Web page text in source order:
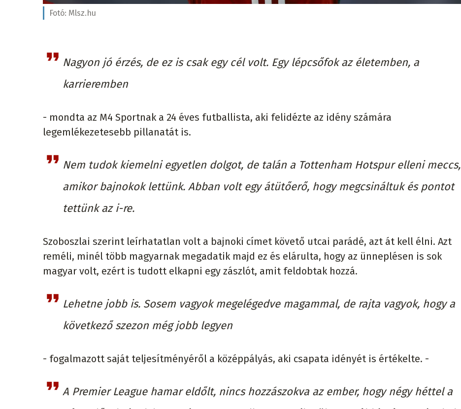
Fotó: Mlsz.hu
Nagyon jó érzés, de ez is csak egy cél volt. Egy lépcsőfok az életemben, a
karrieremben
- mondta az M4 Sportnak a 24 éves futballista, aki felidézte az idény számára
legemlékezetesebb pillanatát is.
Nem tudok kiemelni egyetlen dolgot, de talán a Tottenham Hotspur elleni meccs,
amikor bajnokok lettünk. Abban volt egy átütőerő, hogy megcsináltuk és pontot
tettünk az i-re.
Szoboszlai szerint leírhatatlan volt a bajnoki címet követő utcai parádé, azt át kell élni. Azt
reméli, minél több magyarnak megadatik majd ez és elárulta, hogy az ünneplésen is sok
magyar volt, ezért is tudott elkapni egy zászlót, amit feldobtak hozzá.
Lehetne jobb is. Sosem vagyok megelégedve magammal, de rajta vagyok, hogy a
következő szezon még jobb legyen
- fogalmazott saját teljesítményéről a középpályás, aki csapata idényét is értékelte. -
A Premier League hamar eldőlt, nincs hozzászokva az ember, hogy négy héttel a